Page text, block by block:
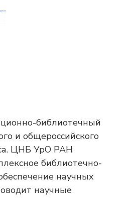
библиотечный
и общероссийского
ЦНБ УрО РАН
библиотечно-
научных
научные